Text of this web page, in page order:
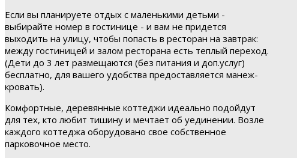
Если вы планируете отдых с маленькими детьми -
выбирайте номер в гостинице - и вам не придется
выходить на улицу, чтобы попасть в ресторан на завтрак:
между гостиницей и залом ресторана есть теплый переход.
(Дети до 3 лет размещаются (без питания и доп.услуг)
бесплатно, для вашего удобства предоставляется манеж-
кровать).
Комфортные, деревянные коттеджи идеально подойдут
для тех, кто любит тишину и мечтает об уединении. Возле
каждого коттеджа оборудовано свое собственное
парковочное место.